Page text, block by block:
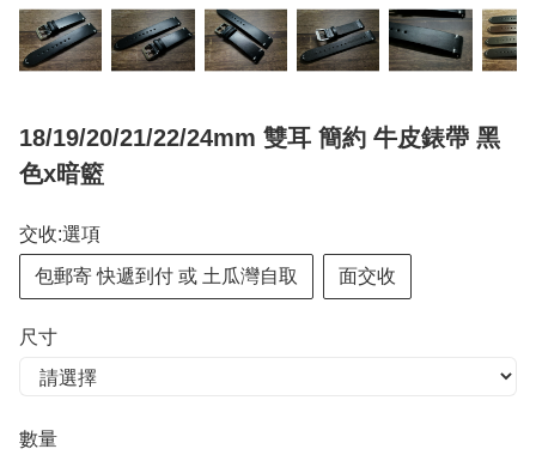
18/19/20/21/22/24mm 雙耳 簡約 牛皮錶帶 黑
色x暗籃
交收:選項
包郵寄 快遞到付 或 土瓜灣自取 面交收
尺寸
數量